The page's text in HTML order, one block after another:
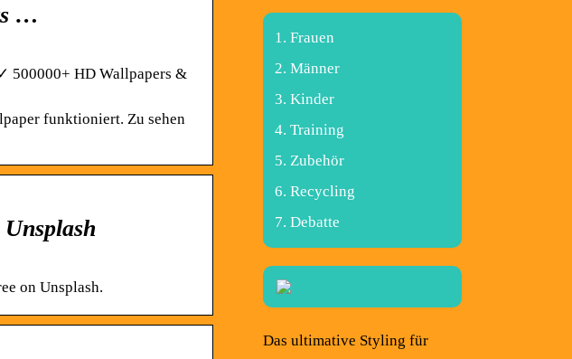
…
500000+ HD Wallpapers &
funktioniert. Zu sehen
on Unsplash.
Frauen
Männer
Kinder
Training
Zubehör
Recycling
Debatte
Das ultimative Styling für